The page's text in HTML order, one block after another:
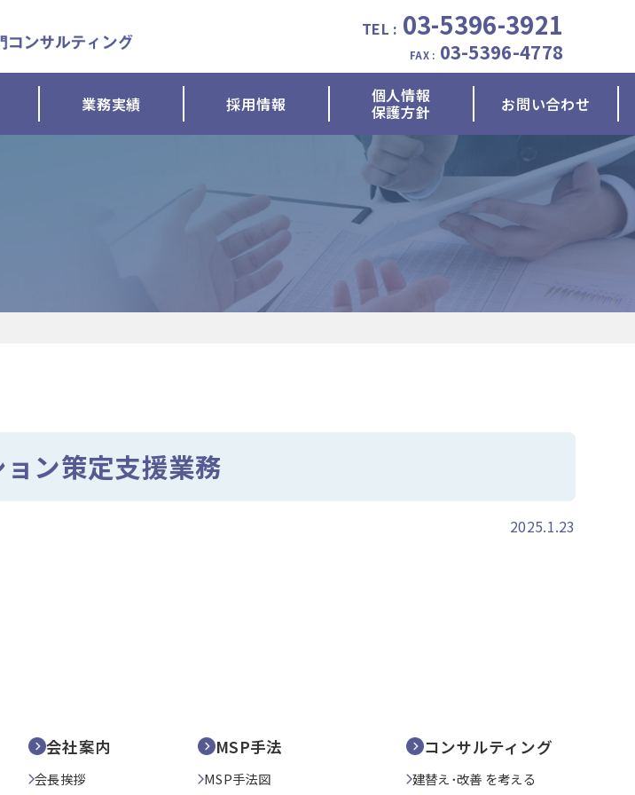
TEL : 03-5396-3921
FAX : 03-5396-4778
業務実績 採用情報 個人情報
保護方針 お問い合わせ
ン策定支援業務
2025.1.23
会社案内
会長挨拶
MSP手法
MSP手法図
コンサルティング
建替え･改善 を考える